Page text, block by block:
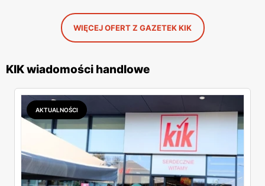
coraz to nowych klientów, zdobywa potencjał do dalszego
WIĘCEJ OFERT Z GAZETEK KIK
KIK wiadomości handlowe
AKTUALNOŚCI